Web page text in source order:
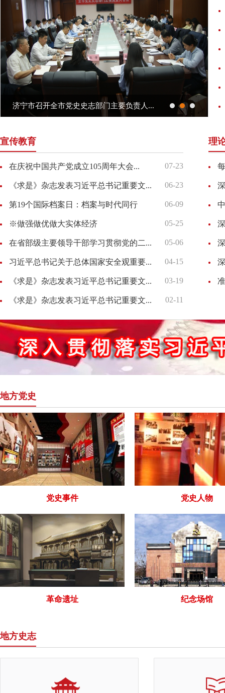
关于组织开展济宁社科之声2024—“学党
济宁市召开全市党史史志部门主要负责人...
济宁市方志馆揭牌仪式举行
宣传教育
在庆祝中国共产党成立105周年大会... 07-23
《求是》杂志发表习近平总书记重要文... 06-23
第19个国际档案日：档案与时代同行 06-09
※做强做优做大实体经济 05-25
在省部级主要领导干部学习贯彻党的二... 05-06
习近平总书记关于总体国家安全观重要... 04-15
《求是》杂志发表习近平总书记重要文... 03-19
《求是》杂志发表习近平总书记重要文... 02-11
理
地方党史
党史事件 党史人物
革命遗址 纪念场馆
地方史志